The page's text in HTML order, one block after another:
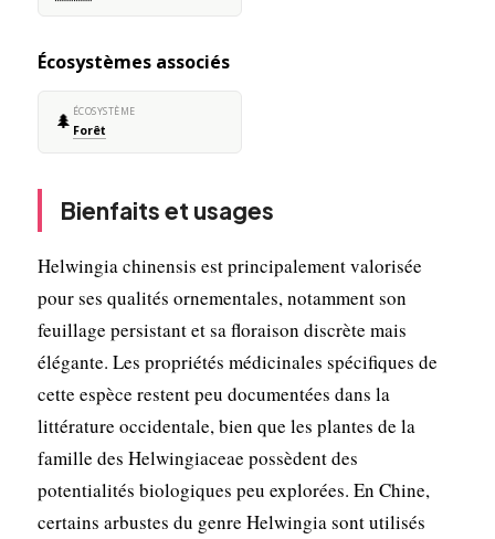
Écosystèmes associés
🌲 ÉCOSYSTÈME
Forêt
Bienfaits et usages
Helwingia chinensis est principalement valorisée
pour ses qualités ornementales, notamment son
feuillage persistant et sa floraison discrète mais
élégante. Les propriétés médicinales spécifiques de
cette espèce restent peu documentées dans la
littérature occidentale, bien que les plantes de la
famille des Helwingiaceae possèdent des
potentialités biologiques peu explorées. En Chine,
certains arbustes du genre Helwingia sont utilisés